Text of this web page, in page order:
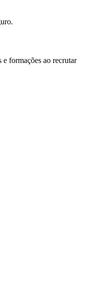
formações ao recrutar